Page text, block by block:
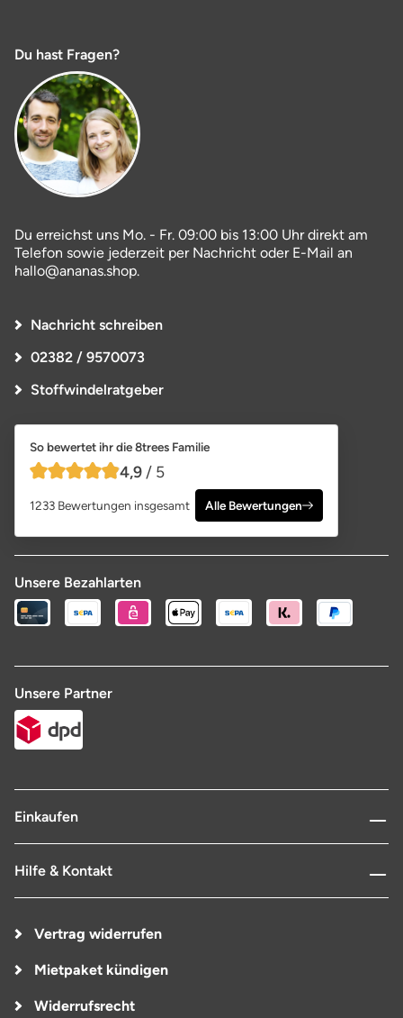
Du hast Fragen?
Du erreichst uns Mo. - Fr. 09:00 bis 13:00 Uhr direkt am
Telefon sowie jederzeit per Nachricht oder E-Mail an
hallo@ananas.shop.
Nachricht schreiben
02382 / 9570073
Stoffwindelratgeber
So bewertet ihr die 8trees Familie
4,9 von 5 Sternen
4,9 / 5
1233 Bewertungen insgesamt Alle Bewertungen
Unsere Bezahlarten
Unsere Partner
Einkaufen
Hilfe & Kontakt
Vertrag widerrufen
Mietpaket kündigen
Widerrufsrecht